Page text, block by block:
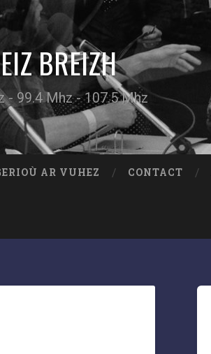
BREIZH
- 99.4 Mhz - 107.5 Mhz
AR VUHEZ CONTACT